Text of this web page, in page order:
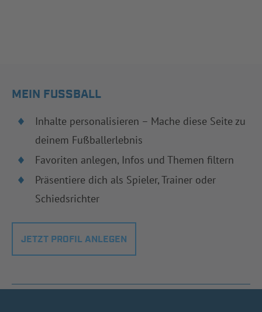
MEIN FUSSBALL
Inhalte personalisieren – Mache diese Seite zu
deinem Fußballerlebnis
Favoriten anlegen, Infos und Themen filtern
Präsentiere dich als Spieler, Trainer oder
Schiedsrichter
JETZT PROFIL ANLEGEN